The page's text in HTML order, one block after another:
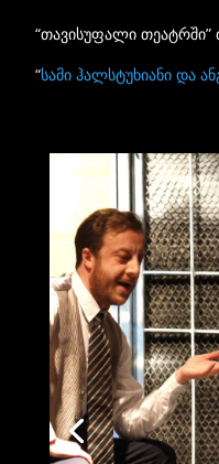
“თავისუფალი თეატრში”
“სამი ჰალსტუხიანი და